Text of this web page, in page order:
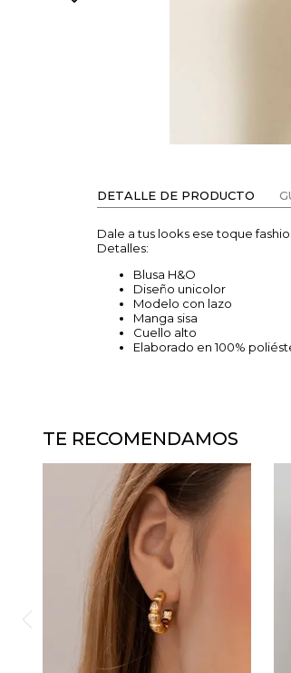
DETALLE DE PRODUCTO
Dale a tus looks ese toque
Detalles:
Blusa H&O
Diseño unicolor
Modelo con lazo
Manga sisa
Cuello alto
Elaborado en 100%
TE RECOMENDAMOS